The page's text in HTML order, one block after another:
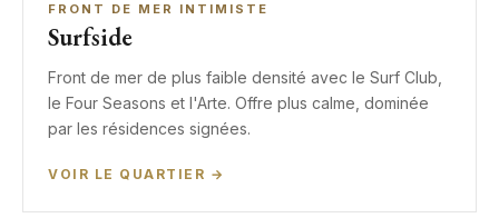
FRONT DE MER INTIMISTE
Surfside
Front de mer de plus faible densité avec le Surf Club,
le Four Seasons et l'Arte. Offre plus calme, dominée
par les résidences signées.
VOIR LE QUARTIER →